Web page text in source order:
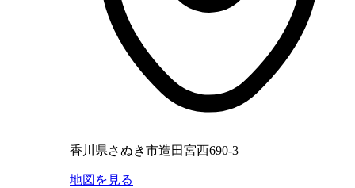
香川県さぬき市造田宮西690-3
地図を見る